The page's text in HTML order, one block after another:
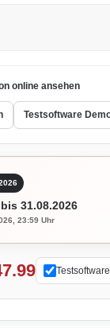
online ansehen
Testsoftware
bis 31.08.2026
23:59 Uhr
Testsoftware